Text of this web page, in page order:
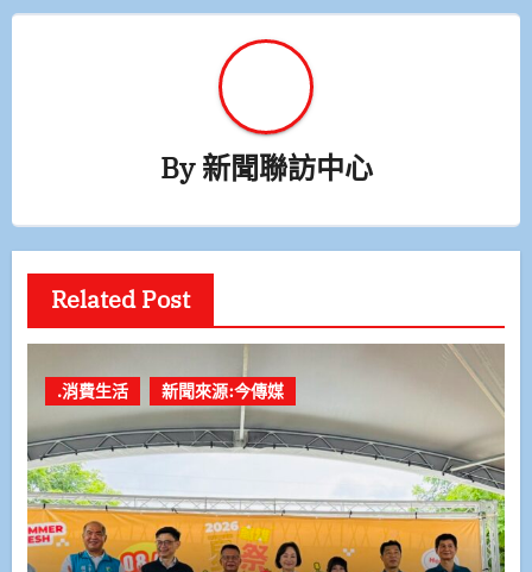
By新聞聯訪中心
Related Post
.消費生活 新聞來源:今傳媒